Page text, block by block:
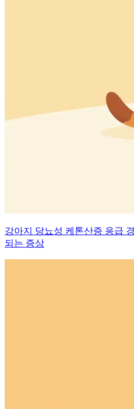
강아지 당뇨성 케톤산증 응급
되는 증상